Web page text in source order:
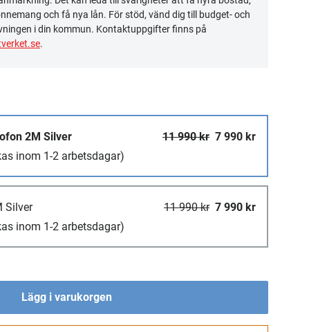
och få nya lån. För stöd, vänd dig till budget- och
i din kommun. Kontaktuppgifter finns på
.
2M Silver 7 990 kr
11 990 kr
inom 1-2 arbetsdagar)
Silver 7 990 kr
11 990 kr
inom 1-2 arbetsdagar)
Lägg i varukorgen